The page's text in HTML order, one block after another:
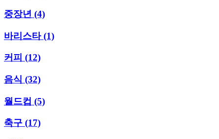
중장년 (4)
바리스타(1)
커피 (12)
음식 (32)
월드컵 (5)
축구 (17)